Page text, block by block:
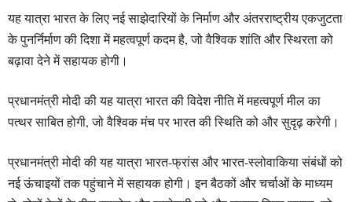
यह यात्रा भारत के लिए नई साझेदारियों के निर्माण और अंतरराष्ट्रीय एकजुटता
के पुनर्निर्माण की दिशा में महत्वपूर्ण कदम है, जो वैश्विक शांति और स्थिरता को
बढ़ावा देने में सहायक होगी।
प्रधानमंत्री मोदी की यह यात्रा भारत की विदेश नीति में महत्वपूर्ण मील का
पत्थर साबित होगी, जो वैश्विक मंच पर भारत की स्थिति को और सुदृढ़ करेगी।
प्रधानमंत्री मोदी की यह यात्रा भारत-फ्रांस और भारत-स्लोवाकिया संबंधों को
नई ऊंचाइयों तक पहुंचाने में सहायक होगी। इन बैठकों और चर्चाओं के माध्यम